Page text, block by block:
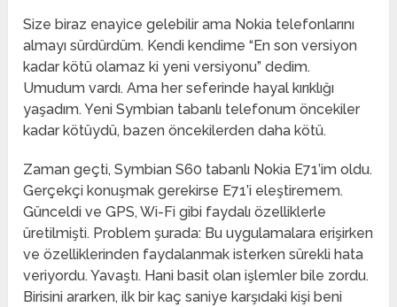
Size biraz enayice gelebilir ama Nokia telefonlarını
almayı sürdürdüm. Kendi kendime “En son versiyon
kadar kötü olamaz ki yeni versiyonu” dedim.
Umudum vardı. Ama her seferinde hayal kırıklığı
yaşadım. Yeni Symbian tabanlı telefonum öncekiler
kadar kötüydü, bazen öncekilerden daha kötü.
Zaman geçti, Symbian S60 tabanlı Nokia E71’im oldu.
Gerçekçi konuşmak gerekirse E71’i eleştiremem.
Günceldi ve GPS, Wi-Fi gibi faydalı özelliklerle
üretilmişti. Problem şurada: Bu uygulamalara erişirken
ve özelliklerinden faydalanmak isterken sürekli hata
veriyordu. Yavaştı. Hani basit olan işlemler bile zordu.
Birisini ararken, ilk bir kaç saniye karşıdaki kişi beni